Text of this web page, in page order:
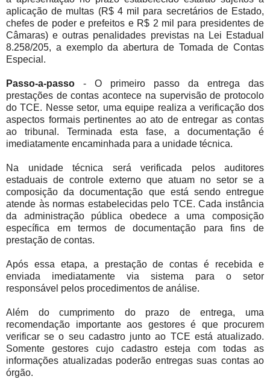
aplicação de multas (R$ 4 mil para secretários de Estado,
chefes de poder e prefeitos e R$ 2 mil para presidentes de
Câmaras) e outras penalidades previstas na Lei Estadual
8.258/205, a exemplo da abertura de Tomada de Contas
Especial.
Passo-a-passo - O primeiro passo da entrega das
prestações de contas acontece na supervisão de protocolo
do TCE. Nesse setor, uma equipe realiza a verificação dos
aspectos formais pertinentes ao ato de entregar as contas
ao tribunal. Terminada esta fase, a documentação é
imediatamente encaminhada para a unidade técnica.
Na unidade técnica será verificada pelos auditores
estaduais de controle externo que atuam no setor se a
composição da documentação que está sendo entregue
atende às normas estabelecidas pelo TCE. Cada instância
da administração pública obedece a uma composição
específica em termos de documentação para fins de
prestação de contas.
Após essa etapa, a prestação de contas é recebida e
enviada imediatamente via sistema para o setor
responsável pelos procedimentos de análise.
Além do cumprimento do prazo de entrega, uma
recomendação importante aos gestores é que procurem
verificar se o seu cadastro junto ao TCE está atualizado.
Somente gestores cujo cadastro esteja com todas as
informações atualizadas poderão entregas suas contas ao
órgão.